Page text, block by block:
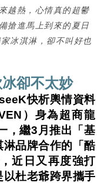
越熱，心情真的超鬱
搶進馬上到來的夏日
冰淇淋，卻不叫好也
卻不太妙
快析輿情資料
）身為超商龍
，繼3月推出「基
淋品牌合作的「酷
近日又再度強打
以杜老爺跨界攜手